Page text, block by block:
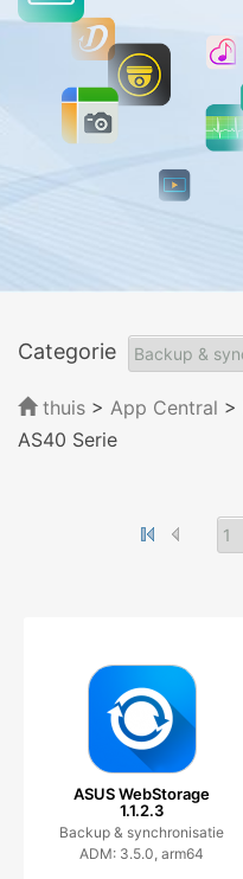
Categorie
thuis > App Central >
AS40 Serie
ASUS WebStorage
1.1.2.3
Backup & synchronisatie
ADM: 3.5.0, arm64